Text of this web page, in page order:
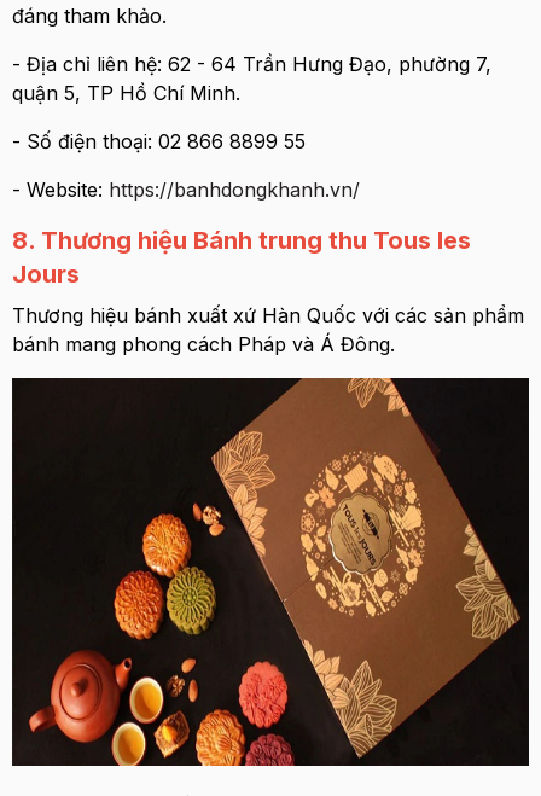
đáng tham khảo.
- Địa chỉ liên hệ: 62 - 64 Trần Hưng Đạo, phường 7,
quận 5, TP Hồ Chí Minh.
- Số điện thoại: 02 866 8899 55
- Website: https://banhdongkhanh.vn/
8. Thương hiệu Bánh trung thu Tous les
Jours
Thương hiệu bánh xuất xứ Hàn Quốc với các sản phẩm
bánh mang phong cách Pháp và Á Đông.